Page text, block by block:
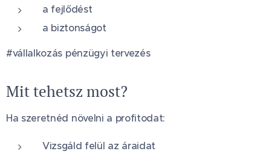
a fejlődést
a biztonságot
#vállalkozás pénzügyi tervezés
Mit tehetsz most?
Ha szeretnéd növelni a profitodat:
Vizsgáld felül az áraidat